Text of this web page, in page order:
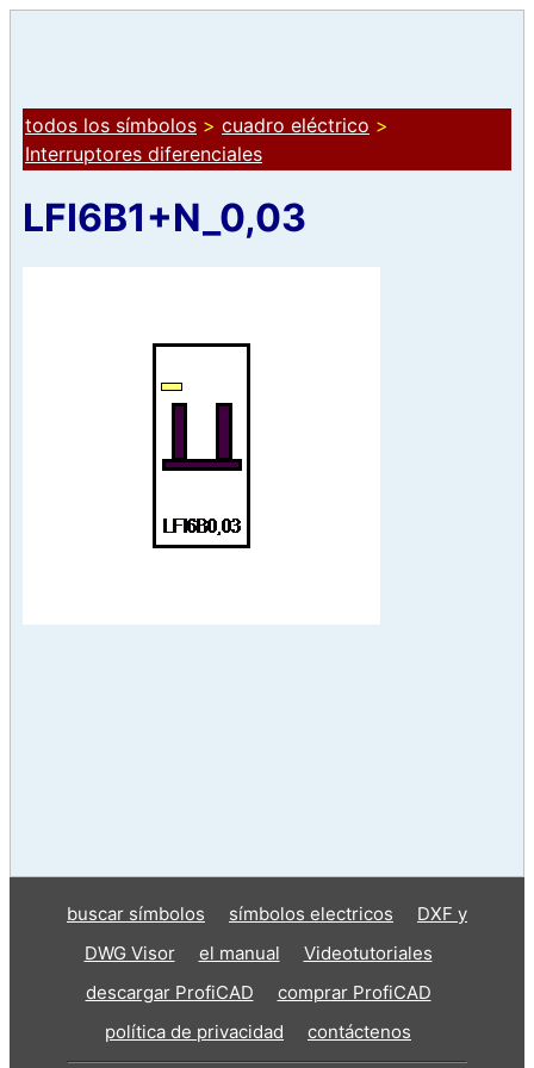
todos los símbolos > cuadro eléctrico >
Interruptores diferenciales
LFI6B1+N_0,03
buscar símbolos símbolos electricos
DXF y
DWG Visor
el manual
Videotutoriales
descargar ProfiCAD
comprar ProfiCAD
política de privacidad
contáctenos